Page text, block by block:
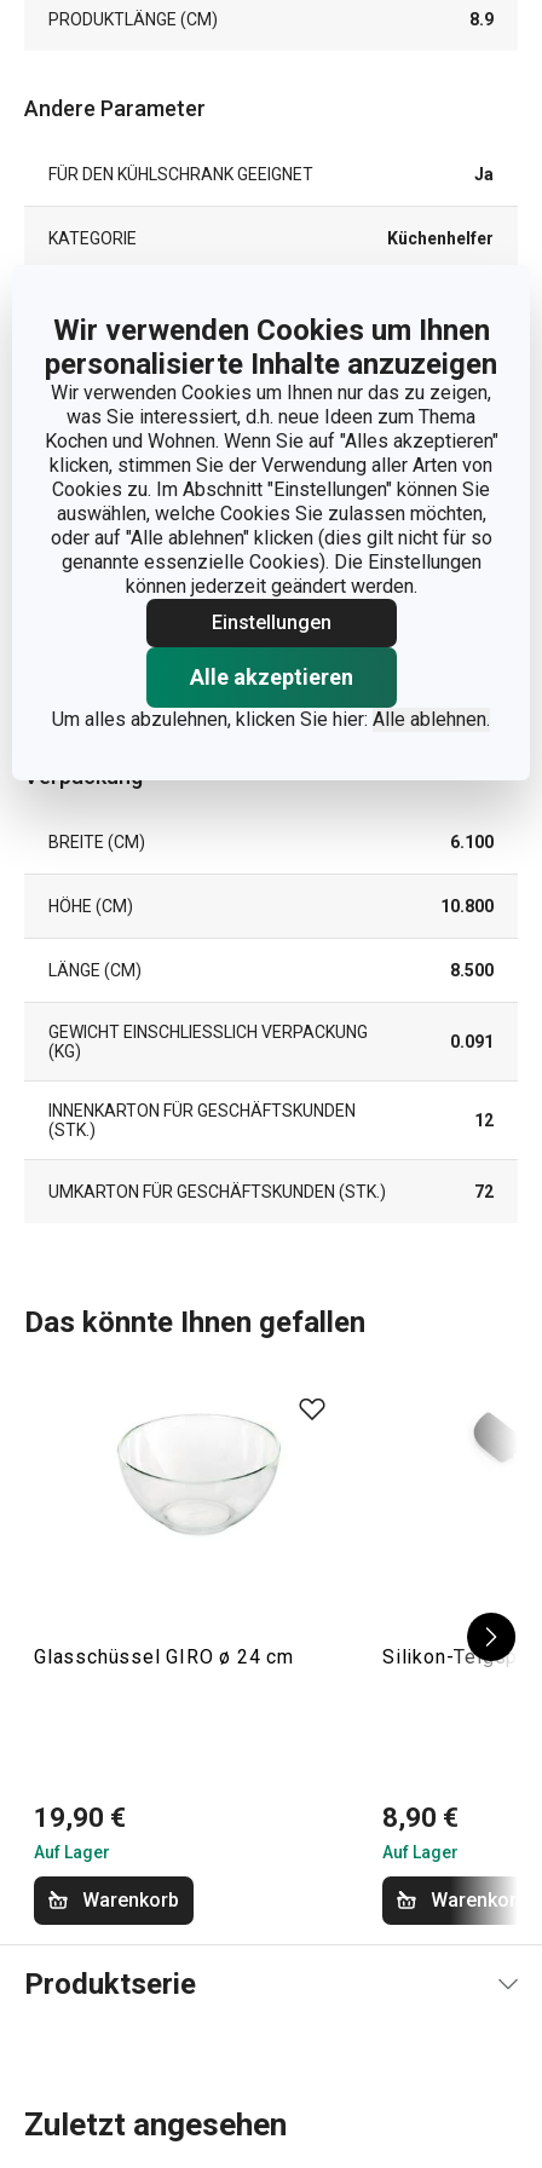
Wir verwenden Cookies um Ihnen
personalisierte Inhalte anzuzeigen
Wir verwenden Cookies um Ihnen nur das zu zeigen,
was Sie interessiert, d.h. neue Ideen zum Thema
Kochen und Wohnen. Wenn Sie auf "Alles akzeptieren"
klicken, stimmen Sie der Verwendung aller Arten von
Cookies zu. Im Abschnitt "Einstellungen" können Sie
auswählen, welche Cookies Sie zulassen möchten,
oder auf "Alle ablehnen" klicken (dies gilt nicht für so
genannte essenzielle Cookies). Die Einstellungen
können jederzeit geändert werden.
Einstellungen
Alle akzeptieren
Um alles abzulehnen, klicken Sie hier: Alle ablehnen.
PRODUKTLÄNGE (CM) 8.9
Andere Parameter
FÜR DEN KÜHLSCHRANK GEEIGNET Ja
KATEGORIE Küchenhelfer
MIKROWELLENGEEIGNET Ja
PRODUKTART Messlöffel
PRODUKTLINIE DELÍCIA
SPÜLMASCHINE Ja
GARANTIE (IN JAHREN)
Verpackung
BREITE (CM) 6.100
HÖHE (CM) 10.800
LÄNGE (CM) 8.500
GEWICHT EINSCHLIESSLICH VERPACKUNG (
KG)
0.091
INNENKARTON FÜR GESCHÄFTSKUNDEN
(STK.)
12
UMKARTON FÜR GESCHÄFTSKUNDEN (STK.) 72
Das könnte Ihnen gefallen
Glasschüssel GIRO ø 24 cm
19,90 €
Auf Lager
Warenkorb
Silikon-
8,90 €
Auf Lager
Warenkorb
Produktserie
Zuletzt angesehen